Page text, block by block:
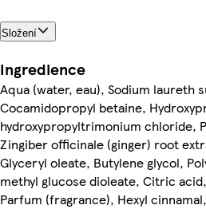
Složení
Ingredience
Aqua (water, eau), Sodium laureth
Cocamidopropyl betaine,
hydroxypropyltrimonium chloride,
Zingiber officinale (ginger) root
Glyceryl oleate, Butylene glycol,
methyl glucose dioleate, Citric
Parfum (fragrance), Hexyl